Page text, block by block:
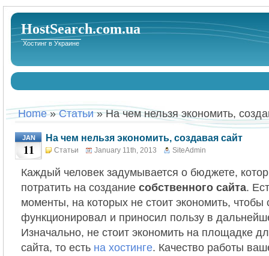
HostSearch.com.ua
Хостинг в Украине
Home»Статьи» На чем нельзя экономить,
JAN
11
На чем нельзя экономить, создавая сайт
Статьи January 11th, 2013 SiteAdmin
Каждый человек задумывается о бюджете,
потратить на создание собственного сайта.
моменты, на которых не стоит экономить, чтобы
функционировал и приносил пользу в
Изначально, не стоит экономить на площадке
сайта, то есть на хостинге. Качество работы